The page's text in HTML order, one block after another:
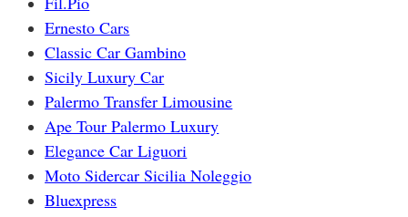
Ernesto Cars
Classic Car Gambino
Sicily Luxury Car
Palermo Transfer Limousine
Ape Tour Palermo Luxury
Elegance Car Liguori
Moto Sidercar Sicilia Noleggio
Bluexpress